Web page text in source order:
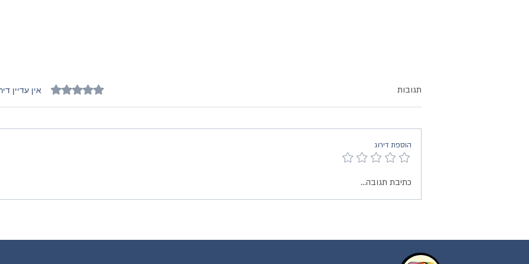
מרפאה רומנטית - אש
מי"ם אל ים
תגובות דירוג של 0 מתוך 5 כוכבים אין עדיין
הוספת דירוג
כתיבת תגובה...